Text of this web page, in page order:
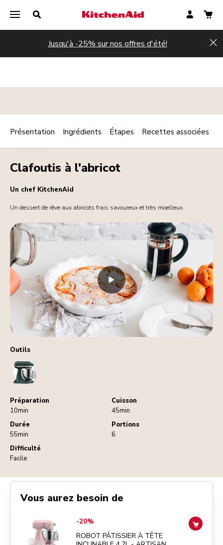
Jusqu'à -25% sur nos offres d'été!
Outils
StandMixer
Préparation
10min
Cuisson
45min
Durée
55min
Portions
6
Difficulté
Facile
DESSERTS Print
Clafoutis à l'abricot
Un chef KitchenAid
Un dessert de rêve aux abricots frais savoureux et très moelleux.
Présentation Ingrédients Étapes Recettes associées
Vous aurez besoin de
Go toROBOT PÂTISSIER À TÊTE INCLINABLE 4,7L - ARTISAN BY
-20%
ROBOT PÂTISSIER À TÊTE
ADD